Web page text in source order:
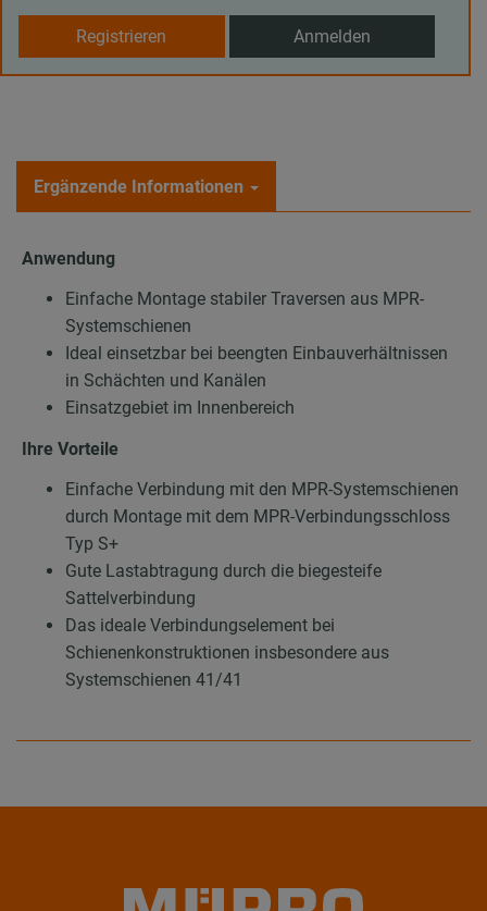
Registrieren Anmelden
Ergänzende Informationen
Anwendung
Einfache Montage stabiler Traversen aus MPR-
Systemschienen
Ideal einsetzbar bei beengten Einbauverhältnissen
in Schächten und Kanälen
Einsatzgebiet im Innenbereich
Ihre Vorteile
Einfache Verbindung mit den MPR-Systemschienen
durch Montage mit dem MPR-Verbindungsschloss
Typ S+
Gute Lastabtragung durch die biegesteife
Sattelverbindung
Das ideale Verbindungselement bei
Schienenkonstruktionen insbesondere aus
Systemschienen 41/41